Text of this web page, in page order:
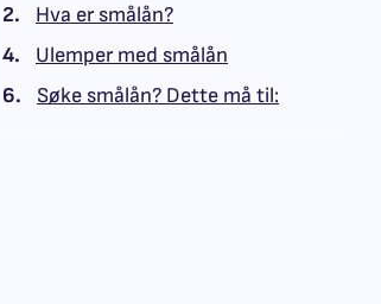
2.
Hva er smålån?
4.
Ulemper med smålån
6. Søke smålån? Dette må til: